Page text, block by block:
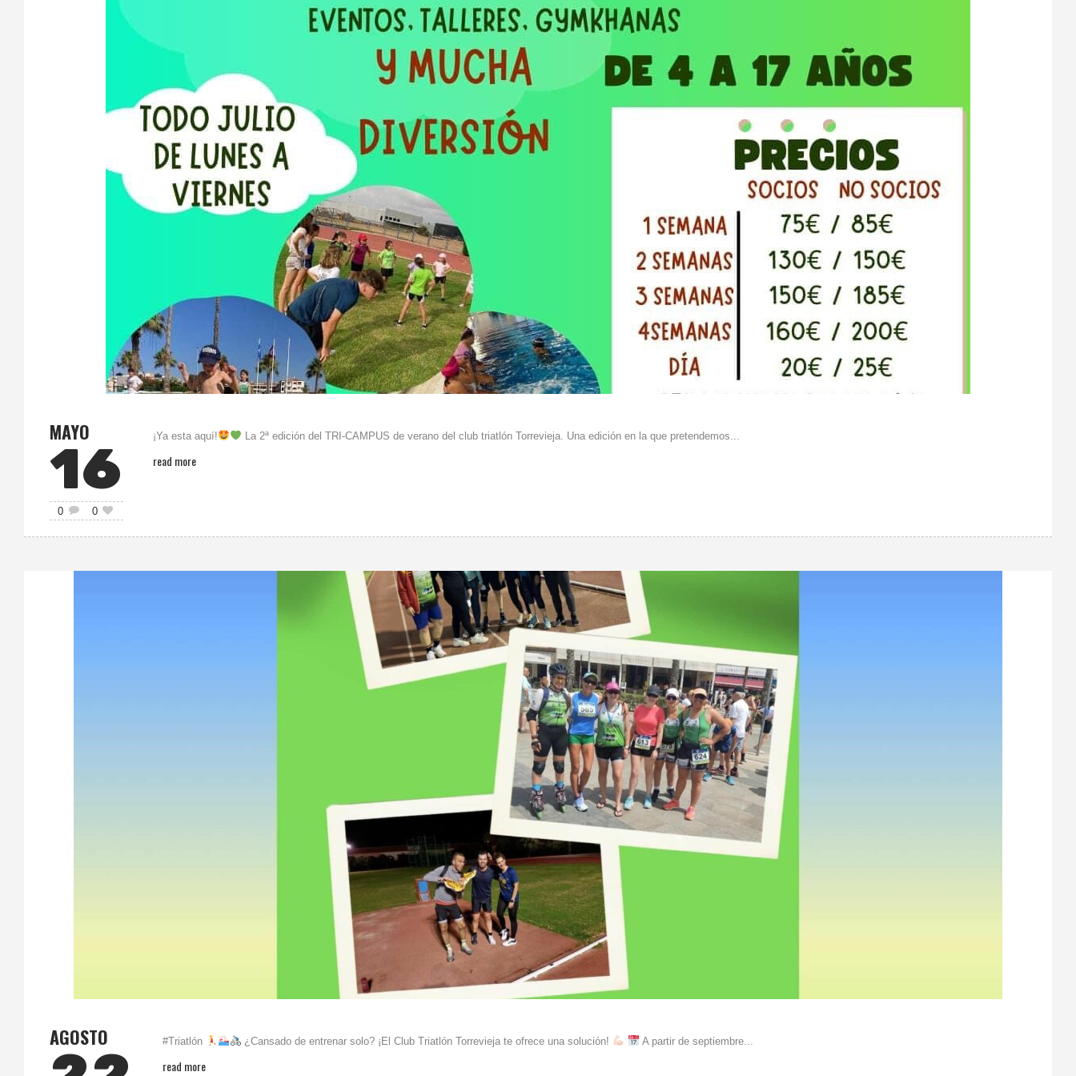
MAYO
16
0 0
¡Ya esta aquí! La 2ª edición del TRI-CAMPUS de verano del club triatlón Torrevieja. Una edición en la que pretendemos...
read more
AGOSTO #Triatlón ¿Cansado de entrenar solo? ¡El Club Triatlón Torrevieja te ofrece una solución! A partir de septiembre...
read more